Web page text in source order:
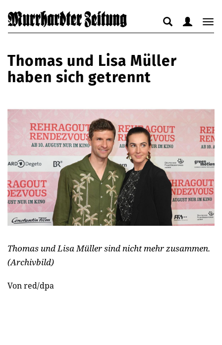
anzeigen
Suche
anzeigen
verbergen
Thomas und Lisa Müller
haben sich getrennt
Thomas und Lisa Müller sind nicht mehr zusammen.
(Archivbild)
Von red/dpa